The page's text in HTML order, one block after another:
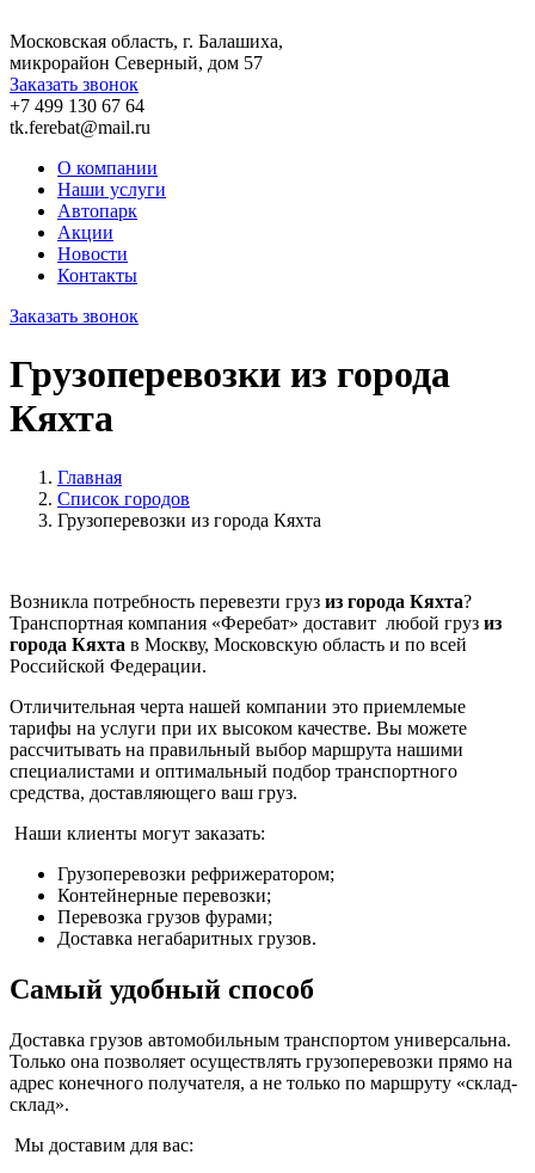
Московская область, г. Балашиха,
микрорайон Северный, дом 57
Заказать звонок
+7 499 130 67 64
tk.ferebat@mail.ru
О компании
Наши услуги
Автопарк
Акции
Новости
Контакты
Заказать звонок
Грузоперевозки из города
Кяхта
Главная
Список городов
Грузоперевозки из города Кяхта
Возникла потребность перевезти груз из города Кяхта?
Транспортная компания «Феребат» доставит любой груз из
города Кяхта в Москву, Московскую область и по всей
Российской Федерации.
Отличительная черта нашей компании это приемлемые
тарифы на услуги при их высоком качестве. Вы можете
рассчитывать на правильный выбор маршрута нашими
специалистами и оптимальный подбор транспортного
средства, доставляющего ваш груз.
Наши клиенты могут заказать:
Грузоперевозки рефрижератором;
Контейнерные перевозки;
Перевозка грузов фурами;
Доставка негабаритных грузов.
Самый удобный способ
Доставка грузов автомобильным транспортом универсальна.
Только она позволяет осуществлять грузоперевозки прямо на
адрес конечного получателя, а не только по маршруту «склад-
склад».
Мы доставим для вас: